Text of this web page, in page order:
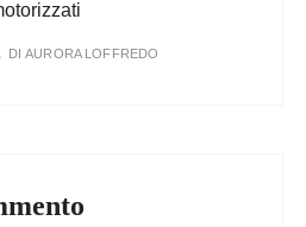
DIAURORA LOFFREDO